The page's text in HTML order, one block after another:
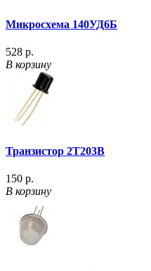
Микросхема 140УД6Б
528 р.
В корзину
Транзистор 2Т203В
150 р.
В корзину